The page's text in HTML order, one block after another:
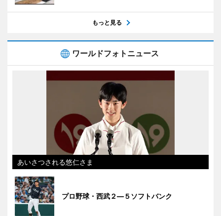
もっと見る
ワールドフォトニュース
あいさつされる悠仁さま
プロ野球・西武２―５ソフトバンク